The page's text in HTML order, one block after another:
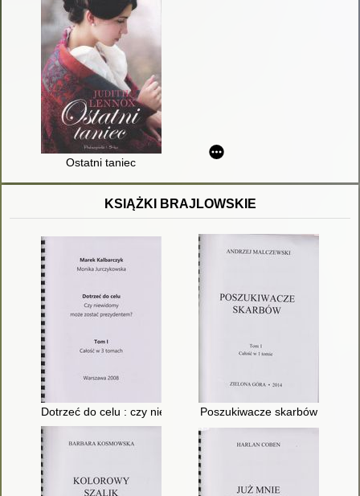
Ostatni taniec
KSIĄŻKI BRAJLOWSKIE
Dotrzeć do celu : czy niewidomy może zostać prezydentem?.
Poszukiwacze skarbów